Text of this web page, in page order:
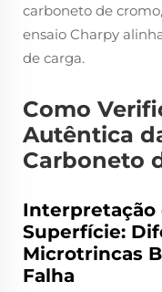
carboneto de
ensaio Charpy
de carga.
Como
Autêntica
Carboneto
Interpretação
Superfície:
Microtrincas
Falha